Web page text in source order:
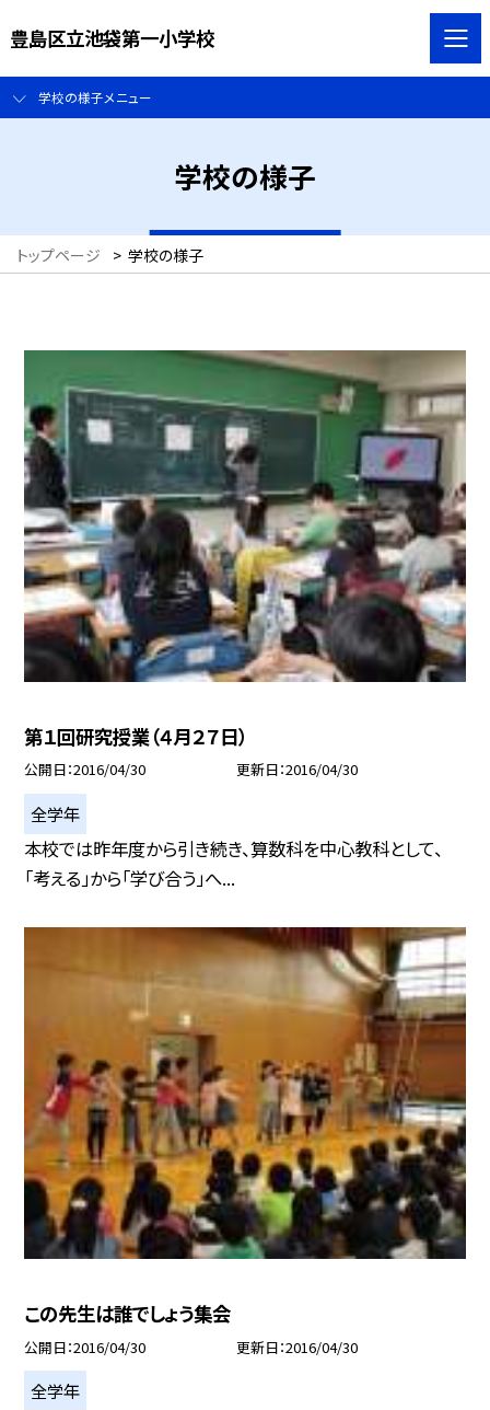
豊島区立池袋第一小学校
学校の様子メニュー
学校の様子
トップページ > 学校の様子
第１回研究授業（４月２７日）
公開日 2016/04/30 更新日 2016/04/30
全学年
本校では昨年度から引き続き、算数科を中心教科として、
「考える」から「学び合う」へ...
この先生は誰でしょう集会
公開日 2016/04/30 更新日 2016/04/30
全学年